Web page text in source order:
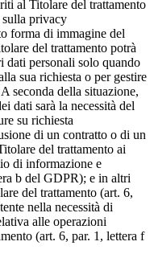
al Titolare del trattamento
sulla privacy
forma di immagine del
del trattamento potrà
dati personali solo quando
sua richiesta o per gestire
seconda della situazione,
dati sarà la necessità del
su richiesta
di un contratto o di un
del trattamento ai
di informazione e
b del GDPR); e in altri
del trattamento (art. 6,
nella necessità di
alle operazioni
(art. 6, par. 1, lettera f